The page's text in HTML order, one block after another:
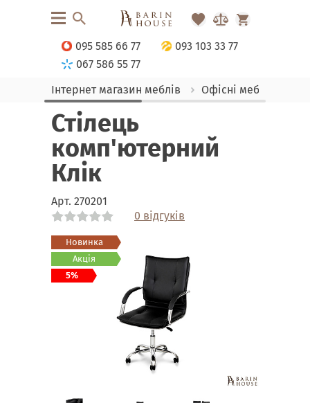
095 585 66 77
093 103 33 77
067 586 55 77
Інтернет магазин меблів
Офісні меблі
Стілець
комп'ютерний
Клік
Арт. 270201
0 відгуків
Новинка
Акція
5%
Link
Link
Link
Link
Link
Link
Link
Link
Link